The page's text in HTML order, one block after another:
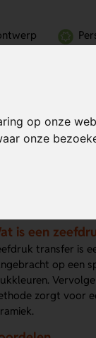
op onze
onze
is een
transfer is
op een
zorgt voor